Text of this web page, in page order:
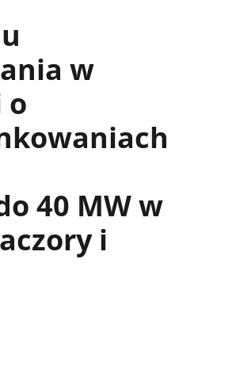
w
o
40 MW w
i